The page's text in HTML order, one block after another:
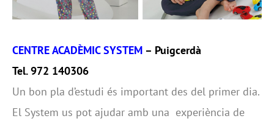
CENTRE ACADÈMIC SYSTEM – Puigcerdà
Tel. 972 140306
Un bon pla d’estudi és important des del primer dia.
El System us pot ajudar amb una experiència de